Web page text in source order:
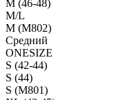
M (46-48)
M/L
M (M802)
Средний
ONESIZE
S (42-44)
S (44)
S (M801)